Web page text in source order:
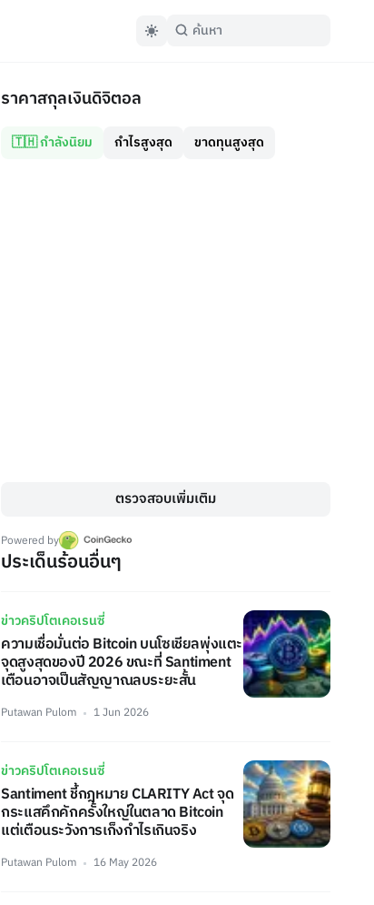
ราคาสกุลเงินดิจิตอล
🇹🇭 กำลังนิยม กำไรสูงสุด ขาดทุนสูงสุด
ตรวจสอบเพิ่มเติม
Powered by
ประเด็นร้อนอื่นๆ
ข่าวคริปโตเคอเรนซี่
ความเชื่อมั่นต่อ Bitcoin บนโซเชียลพุ่งแตะ
จุดสูงสุดของปี 2026 ขณะที่ Santiment
เตือนอาจเป็นสัญญาณลบระยะสั้น
Putawan Pulom 1 Jun 2026
ข่าวคริปโตเคอเรนซี่
Santiment ชี้กฎหมาย CLARITY Act จุด
กระแสคึกคักครั้งใหญ่ในตลาด Bitcoin
แต่เตือนระวังการเก็งกำไรเกินจริง
Putawan Pulom 16 May 2026